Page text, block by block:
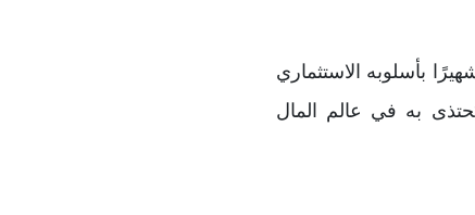
بأسلوبه الاستثماري
به في عالم المال